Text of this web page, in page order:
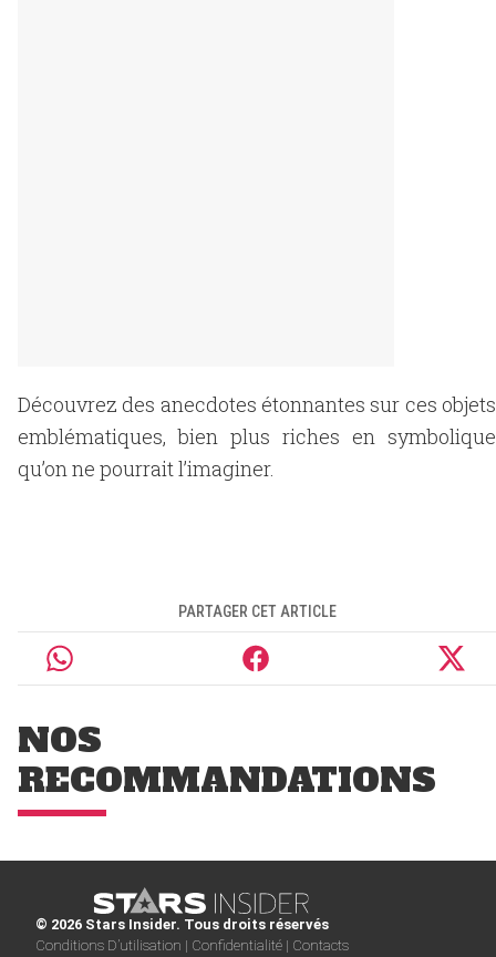
Découvrez des anecdotes étonnantes sur ces objets
emblématiques, bien plus riches en symbolique
qu’on ne pourrait l’imaginer.
PARTAGER CET ARTICLE
NOS
RECOMMANDATIONS
© 2026 Stars Insider. Tous droits réservés
Conditions D’utilisation | Confidentialité | Contacts